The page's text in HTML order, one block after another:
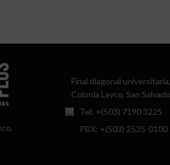
Final diagonal
Colonia Layco, San
Tel: +(503) 7190 3225
PBX: +(503) 2535-0100